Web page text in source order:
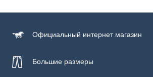
Официальный интернет магазин
Большие размеры